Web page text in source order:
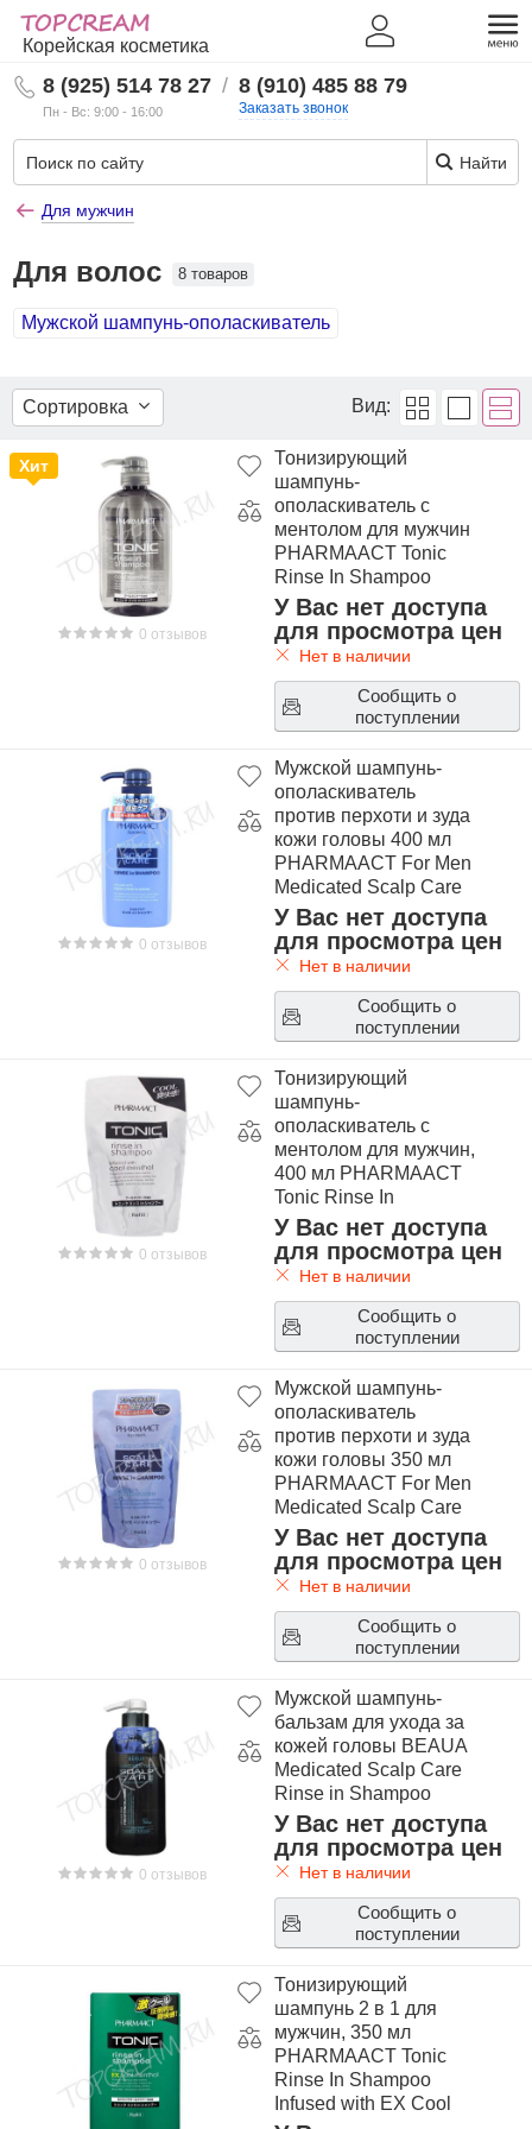
Корейская косметика
8 (925) 514 78 27
Пн - Вс: 9:00 - 16:00
/ 8 (910) 485 88 79
Заказать звонок
Найти
Для мужчин
Для волос 8 товаров
Мужской шампунь-ополаскиватель
Сортировка Вид:
0 отзывов
Хит
Тонизирующий
шампунь-
ополаскиватель с
ментолом для мужчин
PHARMAACT Tonic
Rinse In Shampoo
Infused with Cool
Mentol
У Вас нет доступа
для просмотра цен
Нет в наличии
Сообщить о
поступлении
0 отзывов
Мужской шампунь-
ополаскиватель
против перхоти и зуда
кожи головы 400 мл
PHARMAACT For Men
Medicated Scalp Care
Rinse in Shampoo
400ml
У Вас нет доступа
для просмотра цен
Нет в наличии
Сообщить о
поступлении
0 отзывов
Тонизирующий
шампунь-
ополаскиватель с
ментолом для мужчин,
400 мл PHARMAACT
Tonic Rinse In
Shampoo Infused with
Cool Mentol 400ml
У Вас нет доступа
для просмотра цен
Нет в наличии
Сообщить о
поступлении
0 отзывов
Мужской шампунь-
ополаскиватель
против перхоти и зуда
кожи головы 350 мл
PHARMAACT For Men
Medicated Scalp Care
Rinse in Shampoo
350ml
У Вас нет доступа
для просмотра цен
Нет в наличии
Сообщить о
поступлении
0 отзывов
Мужской шампунь-
бальзам для ухода за
кожей головы BEAUA
Medicated Scalp Care
Rinse in Shampoo
У Вас нет доступа
для просмотра цен
Нет в наличии
Сообщить о
поступлении
Тонизирующий
шампунь 2 в 1 для
мужчин, 350 мл
PHARMAACT Tonic
Rinse In Shampoo
Infused with EX Cool